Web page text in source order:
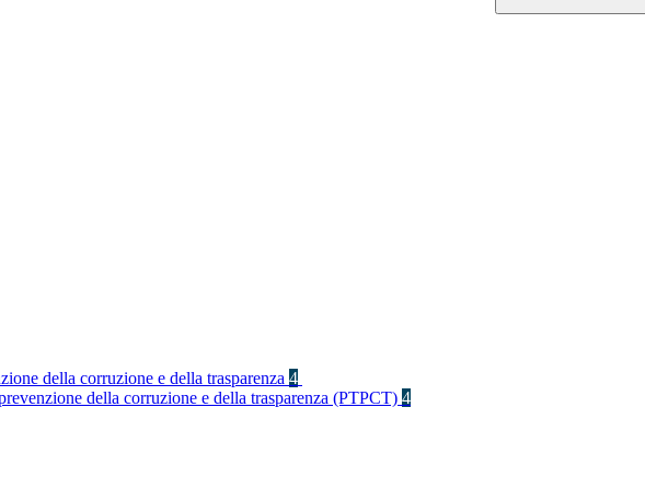
della corruzione e della trasparenza 4
della corruzione e della trasparenza (PTPCT) 4